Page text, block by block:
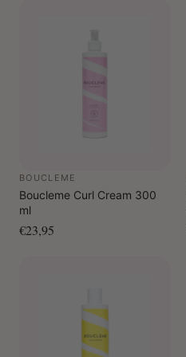
BOUCLEME
Boucleme Curl Cream 300
ml
€23,95